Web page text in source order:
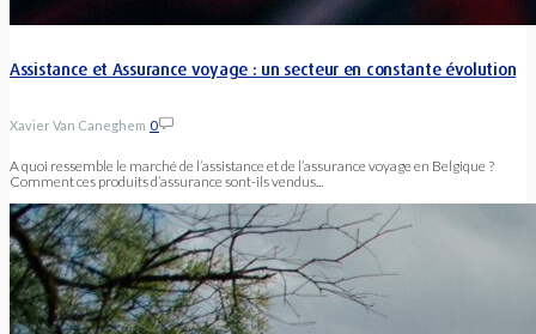
Assistance et Assurance voyage : un secteur en constante évolution
Xavier Van Caneghem 0
A quoi ressemble le marché de l’assistance et de l’assurance voyage en Belgique ?
Comment ces produits d’assurance sont-ils vendus...